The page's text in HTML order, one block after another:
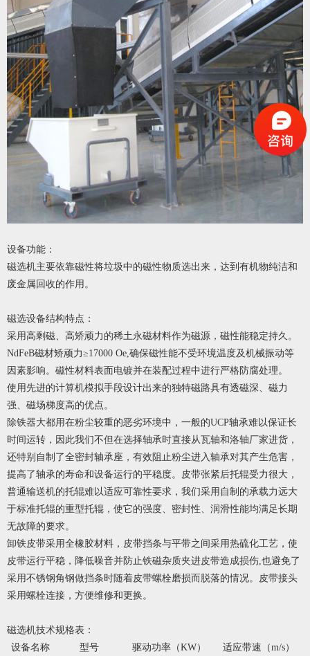
设备功能：
磁选机主要依靠磁性将垃圾中的磁性物质选出来，达到有机物纯洁和
废金属回收的作用。
磁选设备结构特点：
采用高剩磁、高矫顽力的稀土永磁材料作为磁源，磁性能稳定持久。
NdFeB磁材矫顽力≥17000 Oe,确保磁性能不受环境温度及机械振动等
因素影响。磁性材料表面电镀并在装配过程中进行严格防腐处理。
使用先进的计算机模拟手段设计出来的独特磁路具有透磁深、磁力
强、磁场梯度高的优点。
除铁器大都用在粉尘较重的恶劣环境中，一般的UCP轴承难以保证长
时间运转，因此我们不但在选择轴承时直接从瓦轴和洛轴厂家进货，
还特别自制了全密封轴承座，有效阻止粉尘进入轴承对其产生危害，
提高了轴承的寿命和设备运行的平稳度。皮带张紧后托辊受力很大，
普通输送机的托辊难以适应可靠性要求，我们采用自制的承载力远大
于标准托辊的重型托辊，使它的强度、密封性、润滑性能均满足长期
无故障的要求。
卸铁皮带采用全橡胶材料，皮带挡条与平带之间采用热硫化工艺，使
皮带运行平稳，降低噪音并防止铁磁杂质夹进皮带造成损伤,也避免了
采用不锈钢角钢做挡条时随着皮带螺栓磨损而脱落的情况。皮带接头
采用螺栓连接，方便维修和更换。
磁选机技术规格表：
设备名称
型号 驱动功率（KW） 适应带速（m/s）